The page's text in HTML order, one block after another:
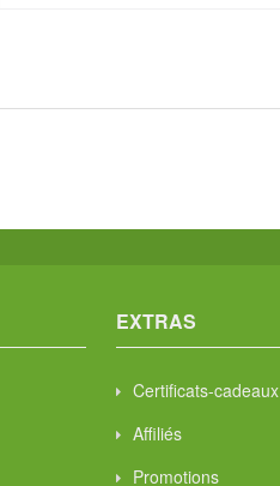
EXTRAS
Certificats-cadeaux
Affiliés
Promotions